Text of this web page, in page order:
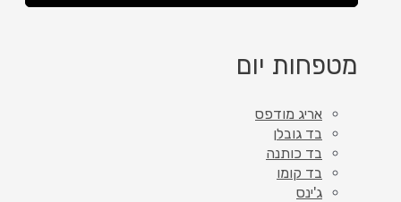
מטפחות יום
אריג מודפס
בד גובלן
בד כותנה
בד קומו
ג'ינס